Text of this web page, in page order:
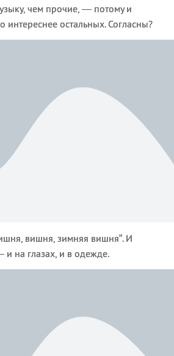
чем прочие, — потому и
интереснее остальных. Согласны?
вишня, зимняя вишня”. И
на глазах, и в одежде.